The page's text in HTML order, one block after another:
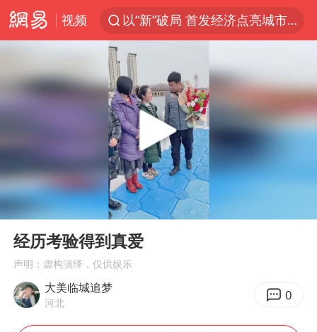
视频
以“新”破局 首发经济点亮城市消费活力
昆明石林火把节
我国编制完成新版全月地质图
Play
经历考验得到真爱
声明：虚构演绎，仅供娱乐
大美临城追梦
河北 0